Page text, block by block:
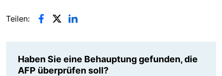
Teilen:
Haben Sie eine Behauptung gefunden, die
AFP überprüfen soll?